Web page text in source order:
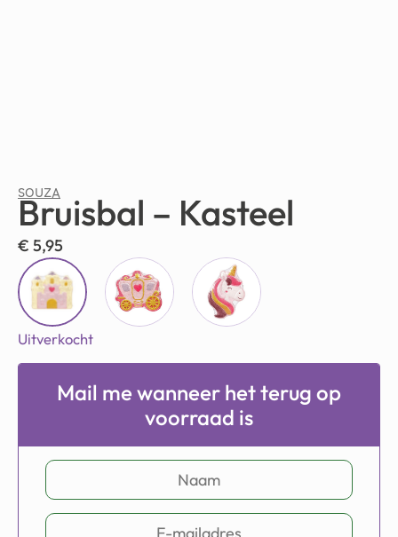
SOUZA
Bruisbal – Kasteel
€ 5,95
Uitverkocht
Mail me wanneer het terug op
voorraad is